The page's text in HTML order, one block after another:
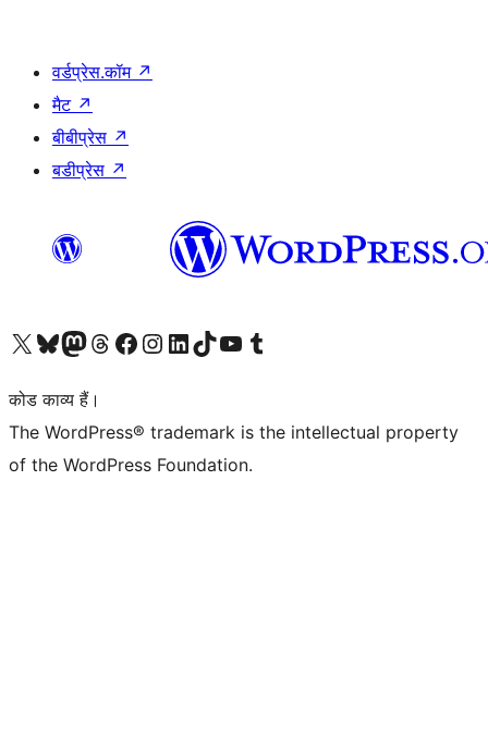
वर्डप्रेस.कॉम ↗
मैट ↗
बीबीप्रेस ↗
बडीप्रेस ↗
Visit our X (formerly Twitter) account
हमारे बलुस्की खाते पर जाएँVisit our Mastodon account
हमारे थ्रेड्स अकाउंट पर जाएंहमारे फेसबुक पेज पर जाएँहमारे इंस्टाग्राम अकाउंट पर जाएंहमारे लिंक्डइन खाते पर जाएँहमारे टिकटॉक खाते पर जाएँहमारे यूट्यूब चैनल पर जाएंहमारे Tumblr खाते पर जाएँ
कोड काव्य हैं।
The WordPress® trademark is the intellectual property
of the WordPress Foundation.